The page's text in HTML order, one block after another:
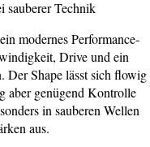
sauberer Technik
modernes Performance-
Drive und ein
Der Shape lässt sich flowig
aber genügend Kontrolle
in sauberen Wellen
aus.